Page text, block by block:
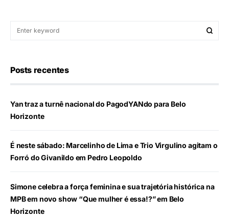
Posts recentes
Yan traz a turnê nacional do PagodYANdo para Belo
Horizonte
É neste sábado: Marcelinho de Lima e Trio Virgulino agitam o
Forró do Givanildo em Pedro Leopoldo
Simone celebra a força feminina e sua trajetória histórica na
MPB em novo show “Que mulher é essa!?” em Belo
Horizonte